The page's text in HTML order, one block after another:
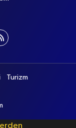
Turizm